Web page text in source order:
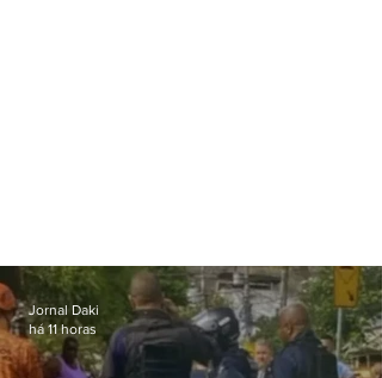
Jornal Daki
há 11 horas